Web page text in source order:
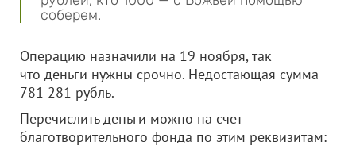
соберем.
Операцию назначили на 19 ноября, так
что деньги нужны срочно. Недостающая сумма —
781 281 рубль.
Перечислить деньги можно на счет
благотворительного фонда по этим реквизитам: